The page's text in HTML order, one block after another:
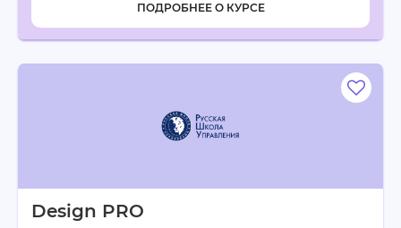
ПОДРОБНЕЕ О КУРСЕ
Design PRO